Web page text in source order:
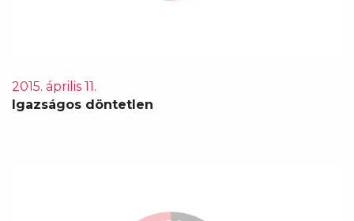
2015. április 11.
Igazságos döntetlen